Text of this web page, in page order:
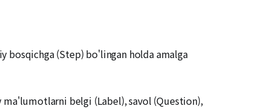
(Step) bo'lingan holda amalga
belgi (Label), savol (Question),